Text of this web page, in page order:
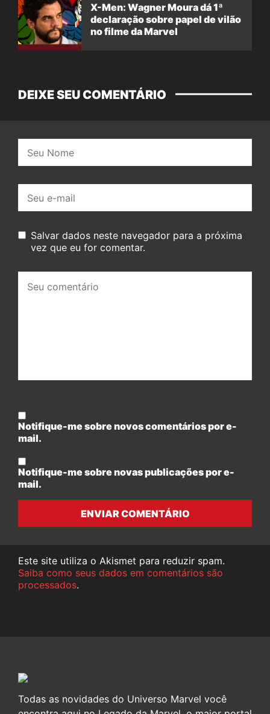
X-Men: Wagner Moura dá 1ª
declaração sobre papel de vilão
no filme da Marvel
DEIXE SEU COMENTÁRIO
mail:
Salvar dados neste navegador para a próxima
vez que eu for comentar.
comentário:
Notifique-me sobre novos comentários por e-
mail.
Notifique-me sobre novas publicações por e-
mail.
ENVIAR COMENTÁRIO
Este site utiliza o Akismet para reduzir spam.
Saiba como seus dados em comentários são
processados.
Todas as novidades do Universo Marvel você